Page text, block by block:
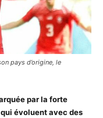
pays d’origine, le
par la forte
évoluent avec des